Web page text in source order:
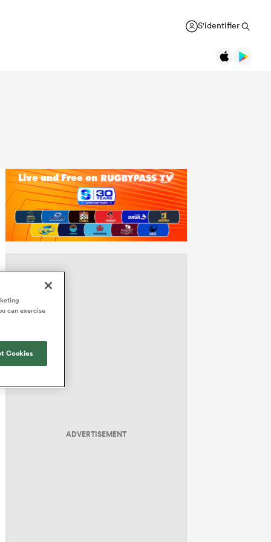
S'identifier
ADVERTISEMENT
can exercise
Cookies